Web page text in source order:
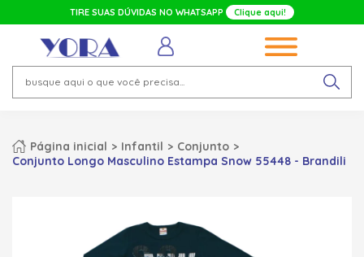
TIRE SUAS DÚVIDAS NO WHATSAPP Clique aqui!
Página inicial Infantil
Conjunto
Conjunto Longo Masculino Estampa Snow 55448 - Brandili